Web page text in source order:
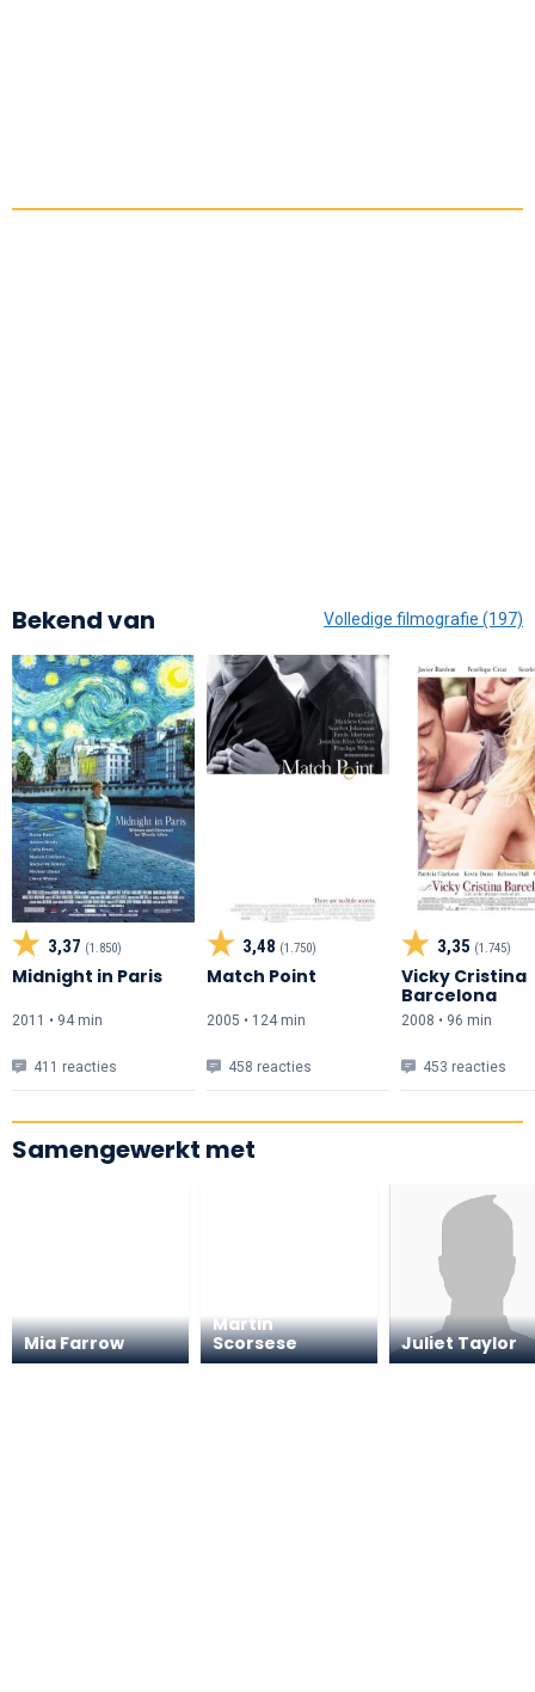
Bekend van Volledige filmografie (197)
3,37 (1.850)
Midnight in Paris
2011 • 94 min
411 reacties
3,48 (1.750)
Match Point
2005 • 124 min
458 reacties
3,35 (1.745)
Vicky Cristina
Barcelona
2008 • 96 min
453 reacties
Samengewerkt met
Mia Farrow
Martin
Scorsese
Juliet Taylor